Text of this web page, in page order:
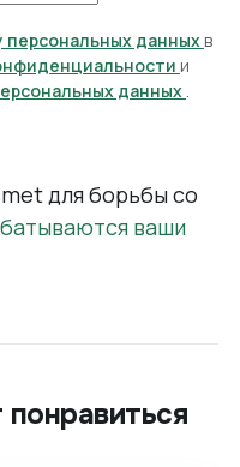
персональных данных в
и
данных .
для борьбы со
ваши